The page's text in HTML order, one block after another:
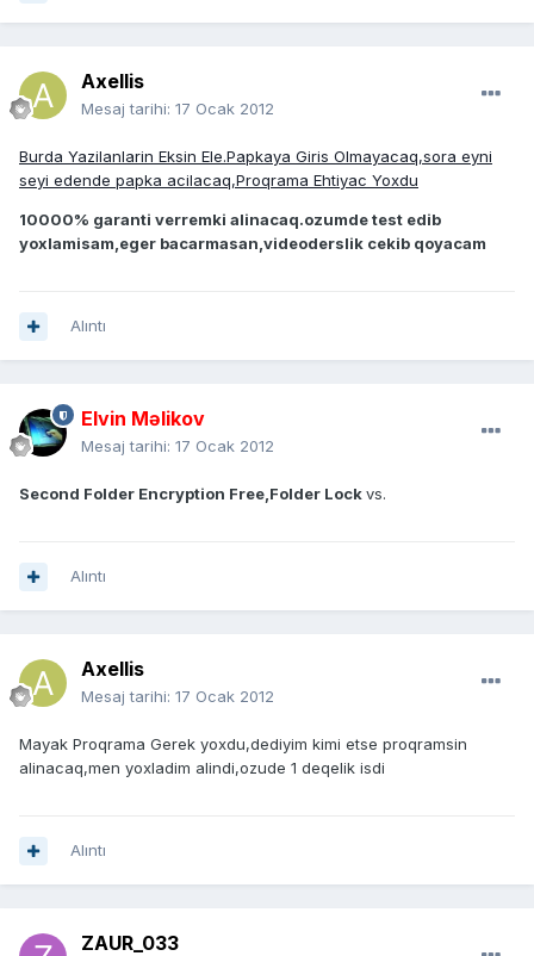
Axellis
Mesaj tarihi: 17 Ocak 2012
Burda Yazilanlarin Eksin Ele.Papkaya Giris Olmayacaq,sora eyni
seyi edende papka acilacaq,Proqrama Ehtiyac Yoxdu
10000% garanti verremki alinacaq.ozumde test edib
yoxlamisam,eger bacarmasan,videoderslik cekib qoyacam
Alıntı
Elvin Məlikov
Mesaj tarihi: 17 Ocak 2012
Second Folder Encryption Free,Folder Lockvs.
Alıntı
Axellis
Mesaj tarihi: 17 Ocak 2012
Mayak Proqrama Gerek yoxdu,dediyim kimi etse proqramsin
alinacaq,men yoxladim alindi,ozude 1 deqelik isdi
Alıntı
ZAUR_033